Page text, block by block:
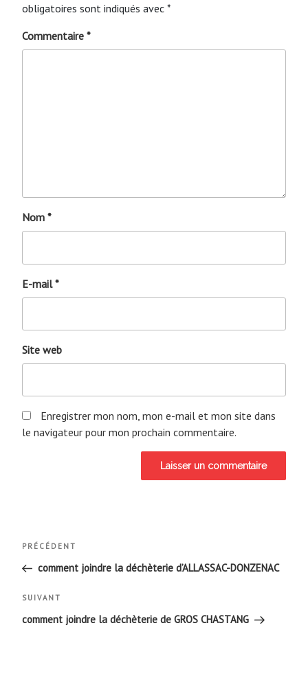
obligatoires sont indiqués avec *
Commentaire *
Nom *
E-mail*
Site web
Enregistrer mon nom, mon e-mail et mon site dans
le navigateur pour mon prochain commentaire.
Navigation
de
l’article
Article
précédent
PRÉCÉDENT
comment joindre la déchèterie d’ALLASSAC-DONZENAC
Article
suivant
SUIVANT
comment joindre la déchèterie de GROS CHASTANG